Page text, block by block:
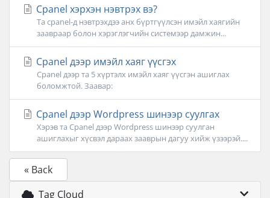
Cpanel хэрхэн нэвтрэх вэ?
Та cpanel-д нэвтрэхдээ анх бүртгүүлсэн имэйл хаягийн
заавраар болон хэрэглэгчийн системээр дамжин...
Cpanel дээр имэйл хаяг үүсгэх
Cpanel дээр та 5 хүртэлх имэйл хаяг үүсгэн ашиглах
боломжтой. Заавар:
Cpanel дээр Wordpress шинээр суулгах
Хэрэв та Cpanel дээр Wordpress шинээр суулган
ашиглахыг хүсвэл дараах зааврын дагуу хийж үзээрэй....
« Back
Tag Cloud